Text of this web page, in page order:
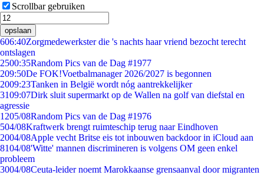
Scrollbar gebruiken
opslaan
606:40Zorgmedewerkster die 's nachts haar vriend bezocht terecht
ontslagen
2500:35Random Pics van de Dag #1977
209:50De FOK!Voetbalmanager 2026/2027 is begonnen
2009:23Tanken in België wordt nóg aantrekkelijker
3109:07Dirk sluit supermarkt op de Wallen na golf van diefstal en
agressie
1205/08Random Pics van de Dag #1976
504/08Kraftwerk brengt ruimteschip terug naar Eindhoven
2004/08Apple vecht Britse eis tot inbouwen backdoor in iCloud aan
8104/08'Witte' mannen discrimineren is volgens OM geen enkel
probleem
3004/08Ceuta-leider noemt Marokkaanse grensaanval door migranten